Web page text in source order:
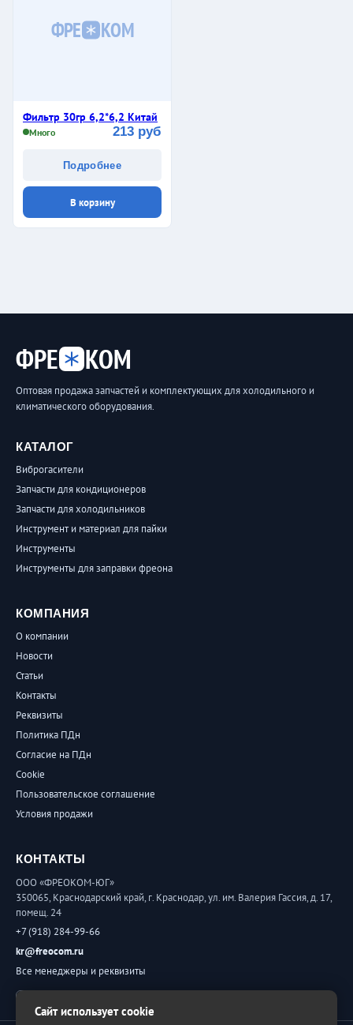
ФРЕ КОМ
Фильтр 30гр 6,2*6,2 Китай
Много 213 руб
Подробнее
В корзину
ФРЕ КОМ
Оптовая продажа запчастей и комплектующих для холодильного и
климатического оборудования.
КАТАЛОГ
Виброгасители
Запчасти для кондиционеров
Запчасти для холодильников
Инструмент и материал для пайки
Инструменты
Инструменты для заправки фреона
КОМПАНИЯ
О компании
Новости
Статьи
Контакты
Реквизиты
Политика ПДн
Согласие на ПДн
Cookie
Пользовательское соглашение
Условия продажи
КОНТАКТЫ
ООО «ФРЕОКОМ-ЮГ»
350065, Краснодарский край, г. Краснодар, ул. им. Валерия Гассия, д. 17,
помещ. 24
+7 (918) 284-99-66
kr@freocom.ru
Все менеджеры и реквизиты
Обратная связь
Сайт использует cookie